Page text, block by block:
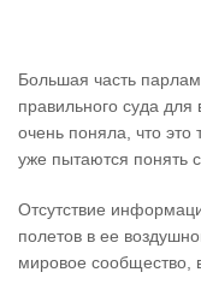
Большая часть
правильного суда
очень поняла, что это
уже пытаются понять
Отсутствие
полетов в ее
мировое сообщество,